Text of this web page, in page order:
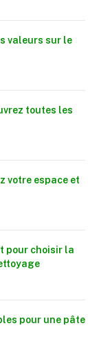
valeurs sur le
toutes les
votre espace et
pour choisir la
pour une pâte